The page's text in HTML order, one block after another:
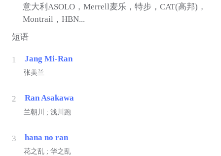
意大利ASOLO，Merrell麦乐，特步，CAT(高邦)，
Montrail，HBN...
短语
1 Jang Mi-Ran
张美兰
2 Ran Asakawa
兰朝川 ; 浅川跑
3 hana no ran
花之乱 ; 华之乱